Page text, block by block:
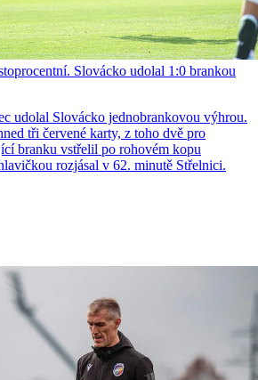
Slovácko udolal 1:0 brankou
udolal Slovácko jednobrankovou výhrou.
tři červené karty, z toho dvě pro
branku vstřelil po rohovém kopu
rozjásal v 62. minutě Střelnici.